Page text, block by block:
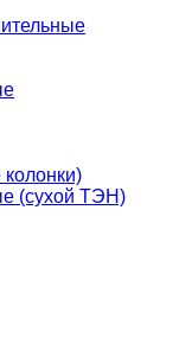
(сухой ТЭН)